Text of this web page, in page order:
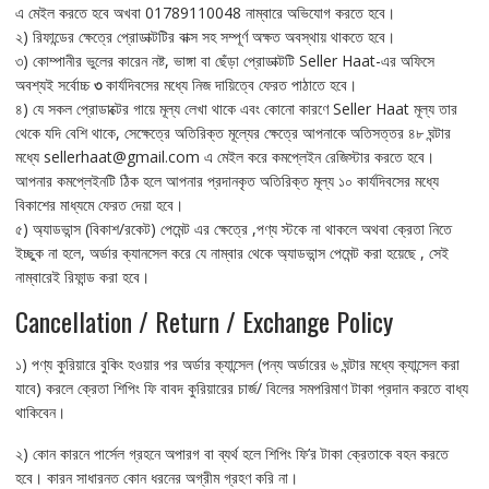
এ মেইল করতে হবে অখবা 01789110048 নাম্বারে অভিযোগ করতে হবে।
২) রিফান্ডের ক্ষেত্রে প্রোডাক্টটির বাক্স সহ সম্পূর্ণ অক্ষত অবস্থায় থাকতে হবে।
৩) কোম্পানীর ভুলের কারেন নষ্ট, ভাঙ্গা বা ছেঁড়া প্রোডাক্টটি Seller Haat-এর অফিসে
অবশ্যই সর্বোচ্চ৩কার্যদিবসের মধ্যে নিজ দায়িত্বে ফেরত পাঠাতে হবে।
৪) যে সকল প্রোডাক্টের গায়ে মূল্য লেখা থাকে এবং কোনো কারণে Seller Haat মূল্য তার
থেকে যদি বেশি থাকে, সেক্ষেত্রে অতিরিক্ত মূল্যের ক্ষেত্রে আপনাকে অতিসত্তর ৪৮ ঘন্টার
মধ্যে sellerhaat@gmail.com এ মেইল করে কমপ্লেইন রেজিস্টার করতে হবে।
আপনার কমপ্লেইনটি ঠিক হলে আপনার প্রদানকৃত অতিরিক্ত মূল্য ১০ কার্যদিবসের মধ্যে
বিকাশের মাধ্যমে ফেরত দেয়া হবে।
৫) অ্যাডভান্স (বিকাশ/রকেট) পেমেন্ট এর ক্ষেত্রে ,পণ্য স্টকে না থাকলে অথবা ক্রেতা নিতে
ইচ্ছুক না হলে, অর্ডার ক্যানসেল করে যে নাম্বার থেকে অ্যাডভান্স পেমেন্ট করা হয়েছে , সেই
নাম্বারেই রিফান্ড করা হবে।
Cancellation / Return / Exchange Policy
১) পণ্য কুরিয়ারে বুকিং হওয়ার পর অর্ডার ক্যান্সেল (পন্য অর্ডারের ৬ ঘন্টার মধ্যে ক্যান্সেল করা
যাবে) করলে ক্রেতা শিপিং ফি বাবদ কুরিয়ারের চার্জ/ বিলের সমপরিমাণ টাকা প্রদান করতে বাধ্য
থাকিবেন।
২) কোন কারনে পার্সেল গ্রহনে অপারগ বা ব্যর্থ হলে শিপিং ফি’র টাকা ক্রেতাকে বহন করতে
হবে। কারন সাধারনত কোন ধরনের অগ্রীম গ্রহণ করি না।